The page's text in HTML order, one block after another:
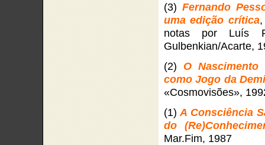
(3) Fernando
uma edição crítica,
notas por Luís
Gulbenkian/Acarte,
(2) O
como Jogo da
«Cosmovisões»,
(1)A Consciência
do
Mar.Fim, 1987